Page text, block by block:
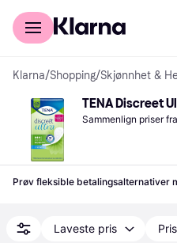
For kunder
Klarna/Shopping/Skjønnhet &
TENA Discreet
Sammenlign priser fra
Prøv fleksible betalingsalternativer
Laveste pris